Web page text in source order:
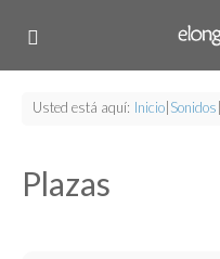
Usted está aquí: Inicio Sonidos
Plazas